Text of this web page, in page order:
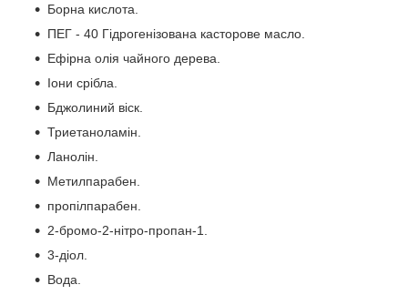
Борна кислота.
ПЕГ - 40 Гідрогенізована касторове масло.
Ефірна олія чайного дерева.
Іони срібла.
Бджолиний віск.
Триетаноламін.
Ланолін.
Метилпарабен.
пропілпарабен.
2-бромо-2-нітро-пропан-1.
3-діол.
Вода.